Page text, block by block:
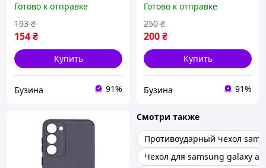
case for Galaxy A7 2017
black buzyna
Готово к отправке
154₴
193 ₴
Купить
Бузина 91%
Lilac buzyna
Готово к отправке
200₴
250 ₴
Купить
Бузина 91%
Смотри также
Противоударный чехол
Чехол для samsung galaxy